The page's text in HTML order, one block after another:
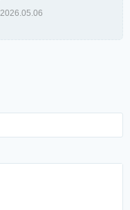
2026.05.06